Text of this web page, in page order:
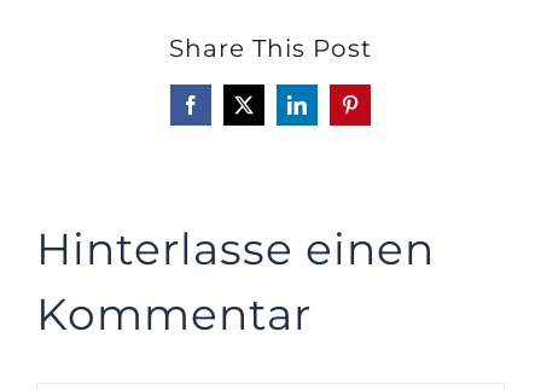
Share This Post
Facebook
X LinkedInPinterest
Hinterlasse einen
Kommentar